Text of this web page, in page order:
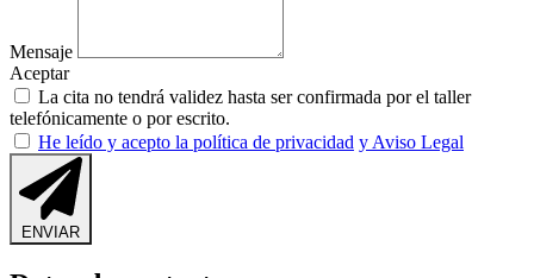
Mensaje
Aceptar
La cita no tendrá validez hasta ser confirmada por el taller
telefónicamente o por escrito.
He leído y acepto la política de privacidad y Aviso Legal
ENVIAR